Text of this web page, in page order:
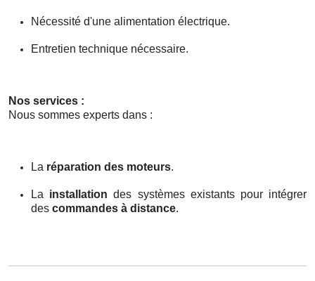
Nécessité d'une alimentation électrique.
Entretien technique nécessaire.
Nos services :
Nous sommes experts dans :
La réparation des moteurs.
La installation des systèmes existants pour intégrer
des commandes à distance.